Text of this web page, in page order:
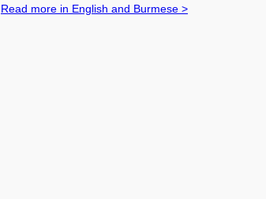
Read more in English and Burmese >